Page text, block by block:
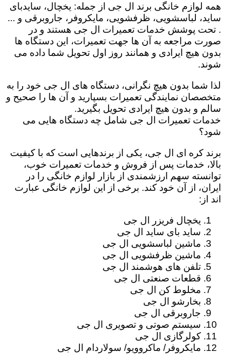
همه لوازم خانگی برند ال جی از جمله: یخچال، سایدبای
ساید، لباسشویی، ظرفشویی، مایکروفر، جاروبرقی و ...
. تحت پوشش خدمات تعمیرات ال جی هستند و در
صورت مراجعه به آن ها جهت تعمیرات، این دستگاه ها
بدون هیچ ایرادی و همانند روز اول تحویل شما داده می
شوند.
لذا شما بدون هیچ نگرانی، دستگاه های ال جی خود را به
متخصصان نمایندگی تعمیرات بسپارید و آن ها را صحیح و
سالم و بدون هیچ ایرادی تحویل بگیرید.
خدمات تعمیرات ال جی شامل چه دستگاه هایی می
شود؟
برند کره ای ال جی، یکی از برندهایی است که با کیفیت
بالا، خدمات پس از فروش و خدمات تعمیرات خوب،
توانسته سهم ارزشمندی از بازار لوازم خانگی را در
ایران، از آن خود کند. برخی از این لوازم خانگی عبارت
اند از:
یخچال فریزر ال جی
ساید بای ساید ال جی
ماشین لباسشویی ال جی
ماشین ظرفشویی ال جی
تلفن های هوشمند ال جی
قطعات صنعتی ال جی
مخلوط کن ال جی
بخارشو ال جی
جاروبرقی ال جی
سیستم صوتی و تصویری ال جی
کولرگازی ال جی
مایکروفر/ ماکروویو/ سولاردام ال جی